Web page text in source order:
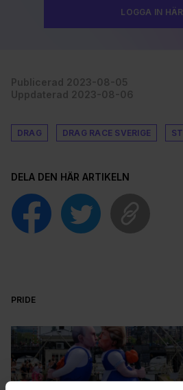
LOGGA IN
Publicerad 2023-08-05
Uppdaterad 2023-08-06
DRAG DRAG RACE SVERIGE
DELA DEN HÄR ARTIKELN
PRIDE